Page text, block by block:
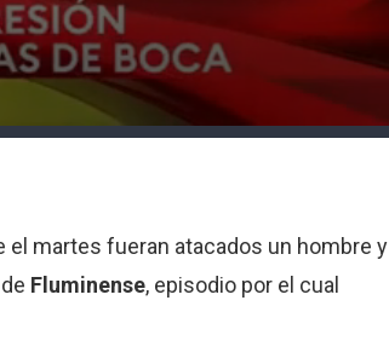
martes fueran atacados un hombre y
Fluminense, episodio por el cual